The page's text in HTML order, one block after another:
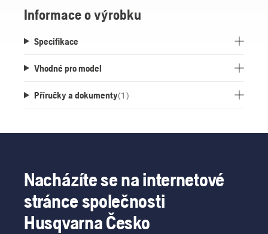
Informace o výrobku
Specifikace
Vhodné pro model
Příručky a dokumenty(1 )
Nacházíte se na internetové
stránce společnosti
Husqvarna Česko